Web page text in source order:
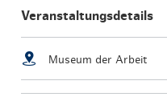
Veranstaltungsdetails
Museum der Arbeit